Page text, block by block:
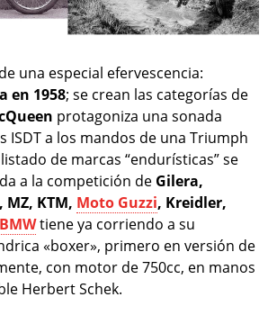
una especial efervescencia:
en 1958; se crean las categorías de
protagoniza una sonada
ISDT a los mandos de una Triumph
de marcas “endurísticas” se
a la competición de Gilera,
KTM, Moto Guzzi, Kreidler,
BMWtiene ya corriendo a su
«boxer», primero en versión de
con motor de 750cc, en manos
Herbert Schek.